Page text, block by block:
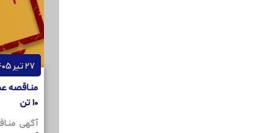
27 تیر 1405
10 تن
آگهی